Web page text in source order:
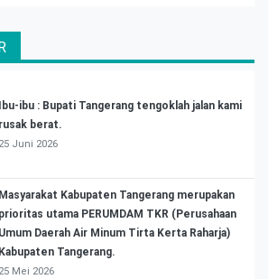
Ibu-ibu : Bupati Tangerang tengoklah jalan kami
rusak berat.
25 Juni 2026
Masyarakat Kabupaten Tangerang merupakan
prioritas utama PERUMDAM TKR (Perusahaan
Umum Daerah Air Minum Tirta Kerta Raharja)
Kabupaten Tangerang.
25 Mei 2026